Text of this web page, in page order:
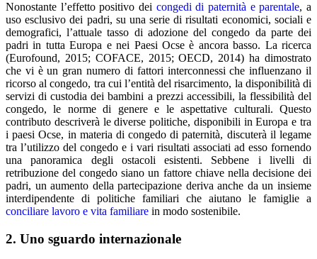
Nonostante l’effetto positivo dei congedi di paternità e parentale, a
uso esclusivo dei padri, su una serie di risultati economici, sociali e
demografici, l’attuale tasso di adozione del congedo da parte dei
padri in tutta Europa e nei Paesi Ocse è ancora basso. La ricerca
(Eurofound, 2015; COFACE, 2015; OECD, 2014) ha dimostrato
che vi è un gran numero di fattori interconnessi che influenzano il
ricorso al congedo, tra cui l’entità del risarcimento, la disponibilità di
servizi di custodia dei bambini a prezzi accessibili, la flessibilità del
congedo, le norme di genere e le aspettative culturali. Questo
contributo descriverà le diverse politiche, disponibili in Europa e tra
i paesi Ocse, in materia di congedo di paternità, discuterà il legame
tra l’utilizzo del congedo e i vari risultati associati ad esso fornendo
una panoramica degli ostacoli esistenti. Sebbene i livelli di
retribuzione del congedo siano un fattore chiave nella decisione dei
padri, un aumento della partecipazione deriva anche da un insieme
interdipendente di politiche familiari che aiutano le famiglie a
conciliare lavoro e vita familiare in modo sostenibile.
2. Uno sguardo internazionale